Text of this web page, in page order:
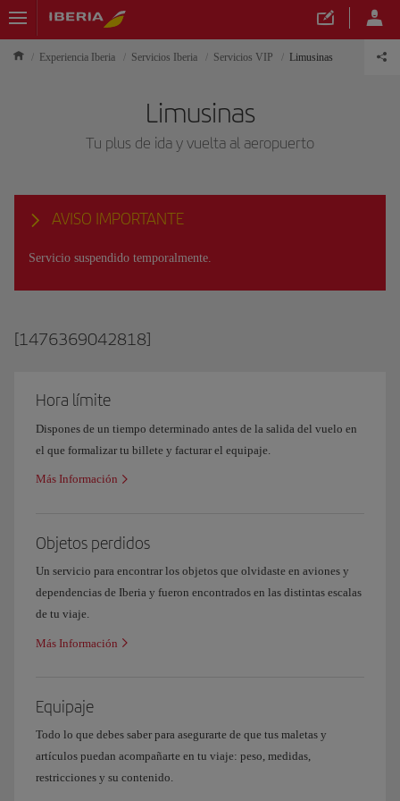
Experiencia Iberia Servicios Iberia Servicios VIP Limusinas
Limusinas
Tu plus de ida y vuelta al aeropuerto
AVISO IMPORTANTE
Servicio suspendido temporalmente.
[1476369042818]
Hora límite
Dispones de un tiempo determinado antes de la salida del vuelo en
el que formalizar tu billete y facturar el equipaje.
Más Información
Objetos perdidos
Un servicio para encontrar los objetos que olvidaste en aviones y
dependencias de Iberia y fueron encontrados en las distintas escalas
de tu viaje.
Más Información
Equipaje
Todo lo que debes saber para asegurarte de que tus maletas y
artículos puedan acompañarte en tu viaje: peso, medidas,
restricciones y su contenido.